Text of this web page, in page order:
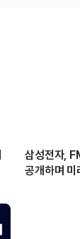
삼성전자,
공개하며 미